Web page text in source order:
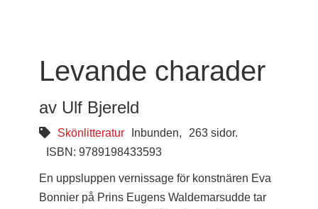
Levande charader
av Ulf Bjereld
Skönlitteratur Inbunden,
263 sidor.
ISBN: 9789198433593
En uppsluppen vernissage för konstnären Eva
Bonnier på Prins Eugens Waldemarsudde tar